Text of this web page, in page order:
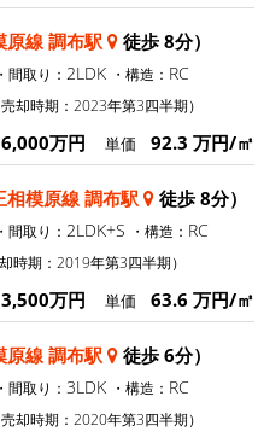
原線 調布駅 徒歩 8分）
・間取り： 2LDK ・構造： RC
売却時期：2023年第3四半期）
6,000万円 単価 92.3 万円/㎡
相模原線 調布駅 徒歩 8分）
・間取り： 2LDK+S ・構造： RC
却時期：2019年第3四半期）
3,500万円 単価 63.6 万円/㎡
原線 調布駅 徒歩 6分）
・間取り： 3LDK ・構造： RC
売却時期：2020年第3四半期）